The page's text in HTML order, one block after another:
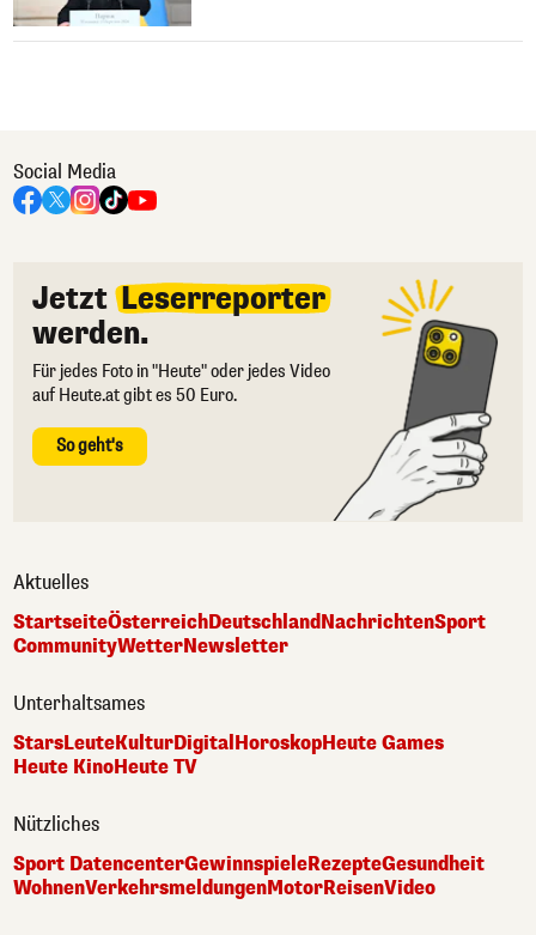
Social Media
Jetzt Leserreporter
werden.
Für jedes Foto in "Heute" oder jedes Video
auf Heute.at gibt es 50 Euro.
So geht's
Aktuelles
StartseiteÖsterreichDeutschlandNachrichtenSport
CommunityWetterNewsletter
Unterhaltsames
StarsLeuteKulturDigitalHoroskopHeute Games
Heute KinoHeute TV
Nützliches
Sport DatencenterGewinnspieleRezepteGesundheit
WohnenVerkehrsmeldungenMotorReisenVideo